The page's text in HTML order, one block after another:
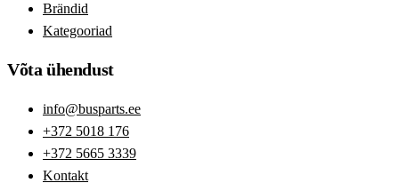
Brändid
Kategooriad
Võta ühendust
info@busparts.ee
+372 5018 176
+372 5665 3339
Kontakt